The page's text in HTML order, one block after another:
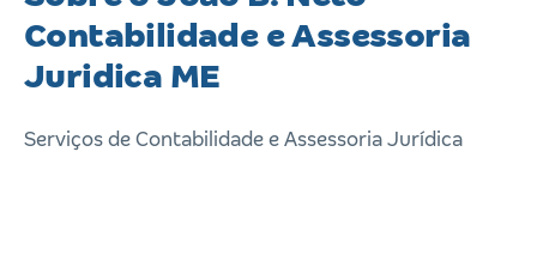
Contabilidade e Assessoria
Juridica ME
Serviços de Contabilidade e Assessoria Jurídica